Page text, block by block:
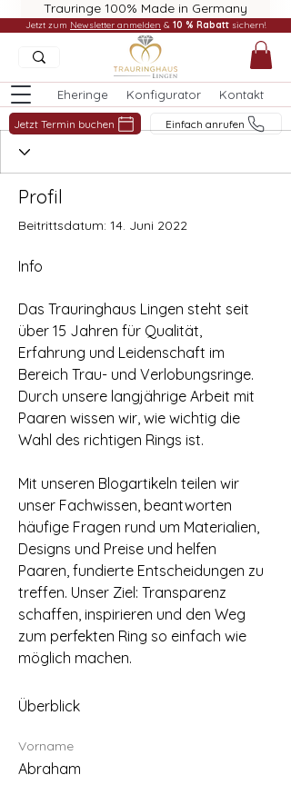
Trauringe 100% Made in Germany
Eheringe Konfigurator Kontakt
Jetzt Termin buchen Einfach anrufen
Jetzt zum Newsletter anmelden & 10 % Rabatt sichern!
Profil
Beitrittsdatum: 14. Juni 2022
Info
Das Trauringhaus Lingen steht seit
über 15 Jahren für Qualität,
Erfahrung und Leidenschaft im
Bereich Trau- und Verlobungsringe.
Durch unsere langjährige Arbeit mit
Paaren wissen wir, wie wichtig die
Wahl des richtigen Rings ist.
Mit unseren Blogartikeln teilen wir
unser Fachwissen, beantworten
häufige Fragen rund um Materialien,
Designs und Preise und helfen
Paaren, fundierte Entscheidungen zu
treffen. Unser Ziel: Transparenz
schaffen, inspirieren und den Weg
zum perfekten Ring so einfach wie
möglich machen.
Überblick
Vorname
Abraham